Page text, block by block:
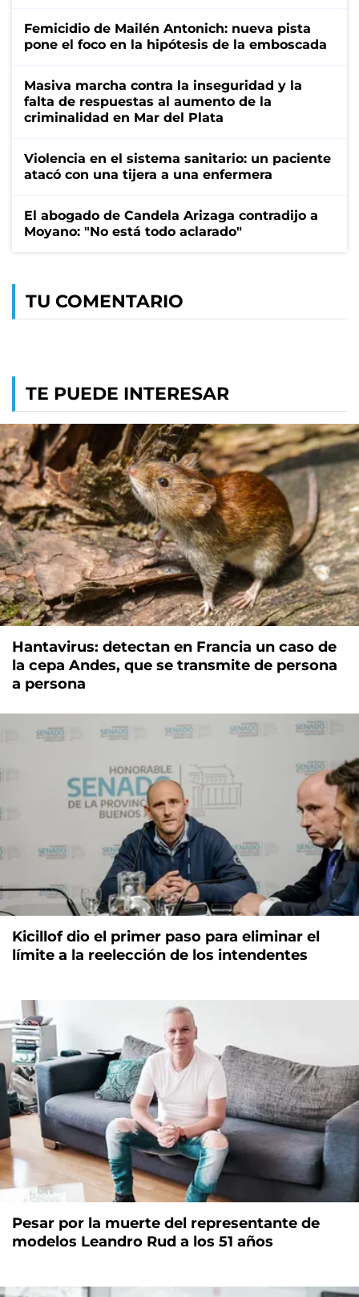
Femicidio de Mailén Antonich: nueva pista
pone el foco en la hipótesis de la emboscada
Masiva marcha contra la inseguridad y la
falta de respuestas al aumento de la
criminalidad en Mar del Plata
Violencia en el sistema sanitario: un paciente
atacó con una tijera a una enfermera
El abogado de Candela Arizaga contradijo a
Moyano: "No está todo aclarado"
TU COMENTARIO
TE PUEDE INTERESAR
Hantavirus: detectan en Francia un caso de
la cepa Andes, que se transmite de persona
a persona
Kicillof dio el primer paso para eliminar el
límite a la reelección de los intendentes
Pesar por la muerte del representante de
modelos Leandro Rud a los 51 años